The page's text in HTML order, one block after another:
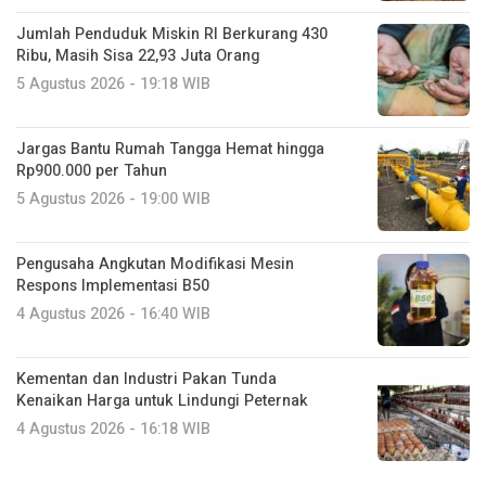
Jumlah Penduduk Miskin RI Berkurang 430
Ribu, Masih Sisa 22,93 Juta Orang
5 Agustus 2026 - 19:18 WIB
Jargas Bantu Rumah Tangga Hemat hingga
Rp900.000 per Tahun
5 Agustus 2026 - 19:00 WIB
Pengusaha Angkutan Modifikasi Mesin
Respons Implementasi B50
4 Agustus 2026 - 16:40 WIB
Kementan dan Industri Pakan Tunda
Kenaikan Harga untuk Lindungi Peternak
4 Agustus 2026 - 16:18 WIB